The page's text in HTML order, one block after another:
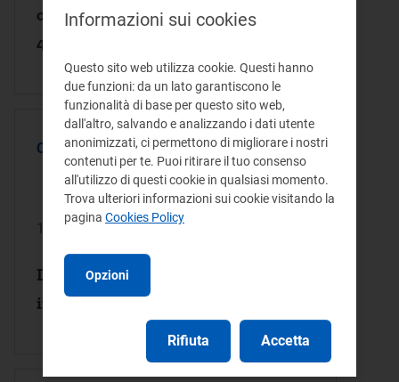
componente CIND di cui all’articolo
46, comma 1, della RTDG 2020-2025
COMUNICATO OPERATORI
17/06/2025
Distributori elettrici - Premialità per
interventi sulle reti di distribuzione
Informazioni sui cookies
Questo sito web utilizza cookie. Questi hanno
due funzioni: da un lato garantiscono le
funzionalità di base per questo sito web,
dall'altro, salvando e analizzando i dati utente
anonimizzati, ci permettono di migliorare i nostri
contenuti per te. Puoi ritirare il tuo consenso
all'utilizzo di questi cookie in qualsiasi momento.
Trova ulteriori informazioni sui cookie visitando la
pagina Cookies Policy
Opzioni
Rifiuta Accetta